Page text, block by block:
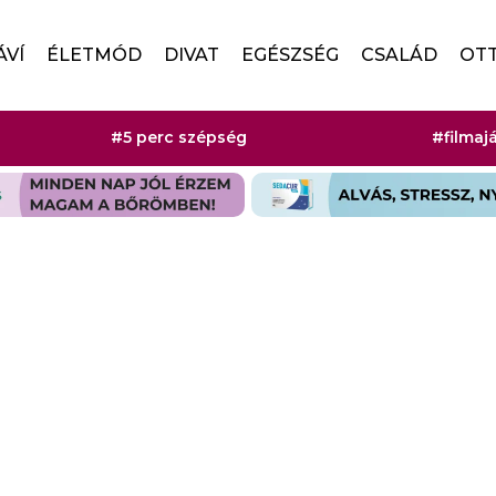
ÉLETMÓD DIVAT EGÉSZSÉG CSALÁD
#5 perc szépség